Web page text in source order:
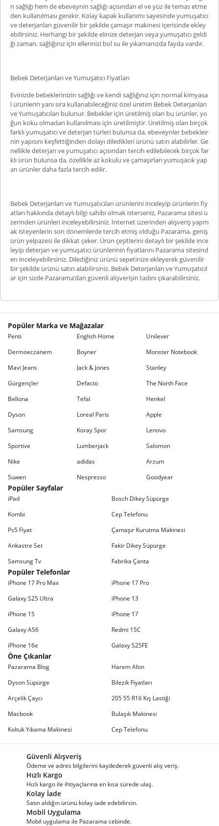
n sağlığı hem de ebeveynin sağlığı açısından el ve yüz ile temas etme
den kullanılması gerekir. Kolay kapak kullanımı sayesinde yumuşatıcı
ve deterjanları güvenilir bir şekilde çamaşır makinesi içerisinde ekley
ebilirsiniz. Herhangi bir şekilde elinize deterjan veya yumuşatıcı geldi
ği zaman, sağlığınız için ellerinizi bol su ile yıkamanızda fayda vardır.
Bebek Deterjanları ve Yumuşatıcı Fiyatları
Evinizde bebeklerinizin sağlığı ve kendi sağlığınız için normal kimyasa
l ürünlerin yanı sıra kullanabileceğiniz özel üretim Bebek Deterjanları
ve Yumuşatıcıları bulunur. Bebekler için üretilmiş olan bu ürünler, yo
ğun koku olmadan kullanılması için üretilmiştir. Üretilmiş olan birçok
farklı yumuşatıcı ve deterjan türleri bulunsa da, ebeveynler bebekleir
nin yapısını keşfettiğinden dolayı diledikleri ürünü satın alabilirler. Ge
nellikle deterjan ve yumuşatıcı açısından tercih edilebilecek birçok far
klı ürün bulunsa da, özellikle az kokulu ve çamaşırları yumuşacık yap
an ürünler daha fazla tercih edilir.
Bebek Deterjanları ve Yumuşatıcıları ürünlerini inceleyip ürünlerin fiy
atları hakkında detaylı bilgi sahibi olmak isterseniz, Pazarama sitesi ü
zerinden ürünleri inceleyebilirsiniz. İnternet üzerinden alışveriş yapm
ak isteyenlerin son dönemlerde tercih etmiş olduğu Pazarama, geniş
ürün yelpazesi ile dikkat çeker. Ürün çeşitlerini detaylı bir şekilde ince
leyip deterjan ve yumuşatıcı ürünlerinin fiyatlarını Pazarama sitesind
en inceleyebilirsiniz. Dilediğiniz ürünü sepetinize ekleyerek güvenilir
bir şekilde ürünü satın alabilirsiniz. Bebek Deterjanları ve Yumuşatıcıl
ar için sizde Pazarama’dan güvenli alışverişin tadını çıkarabilirsiniz.
Popüler Marka ve Mağazalar
Penti English Home
Unilever
Dermoeczanem
Boyner
Monster Notebook
Mavi Jeans
Jack & Jones
Stanley
Gürgençler
Defacto
The North Face
Bellona
Tefal
Henkel
Dyson
Loreal Paris
Apple
Samsung
Koray Spor
Lenovo
Sportive
Lumberjack
Salomon
Nike
adidas
Arzum
Suwen
Nespresso Goodyear
Popüler Sayfalar
iPad
Bosch Dikey Süpürge
Kombi
Cep Telefonu
Ps5 Fiyat
Çamaşır Kurutma Makinesi
Ankastre Set
Fakir Dikey Süpürge
Samsung Tv
Fabrika Çanta
Popüler Telefonlar
iPhone 17 Pro Max
iPhone 17 Pro
Galaxy S25 Ultra
iPhone 13
iPhone 15
iPhone 17
Galaxy A56
Redmi 15C
iPhone 16e
Galaxy S25FE
Öne Çıkanlar
Pazarama Blog
Harem Altın
Dyson Süpürge
Bilezik Fiyatları
Arçelik Çaycı
205 55 R16 Kış Lastiği
Macbook
Bulaşık Makinesi
Koltuk Yıkama Makinesi
Cep Telefonu
Güvenli Alışveriş
Ödeme ve adres bilgilerini kaydederek güvenli alış veriş.
Hızlı Kargo
Hızlı kargo ile ihtiyaçlarına en kısa sürede ulaş.
Kolay İade
Satın aldığın ürünü kolay iade edebilirsin.
Mobil Uygulama
Mobil uygulama ile Pazarama cebinde.